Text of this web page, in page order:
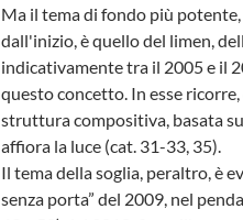
Ma il tema di fondo più
dall'inizio, è quello del limen,
indicativamente tra il 2005 e il
questo concetto. In esse
struttura compositiva, basata
affiora la luce (cat. 31-33, 35).
Il tema della soglia, peraltro, è
senza porta” del 2009, nel